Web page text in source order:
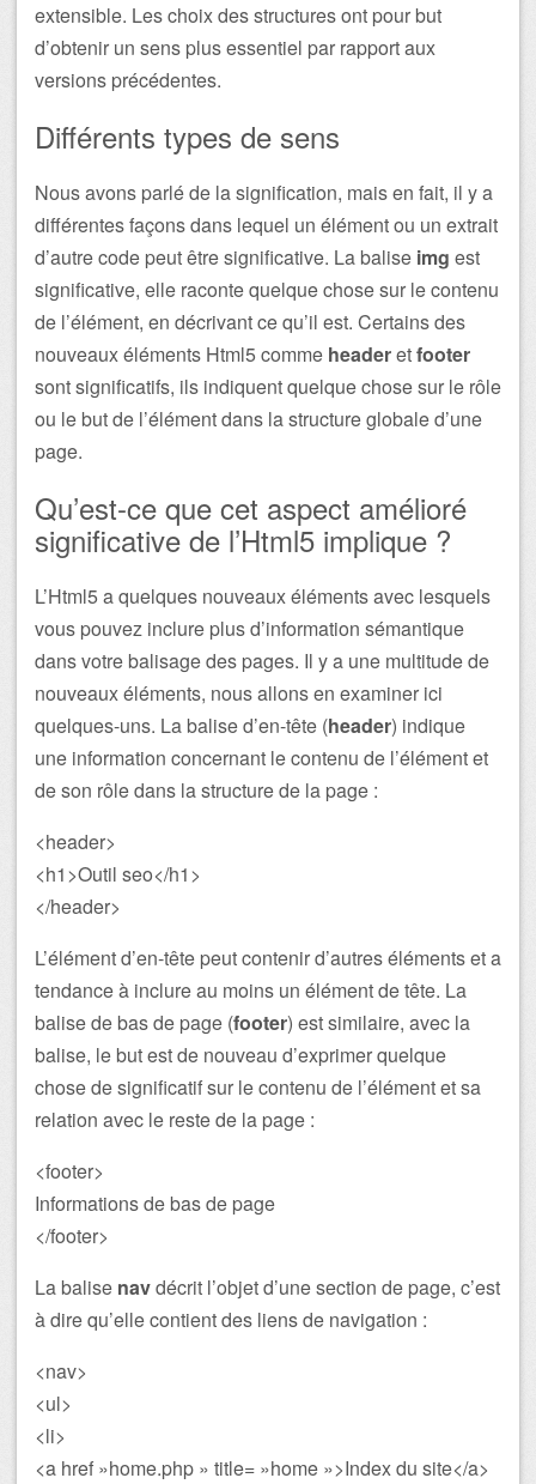
extensible. Les choix des structures ont pour but
d’obtenir un sens plus essentiel par rapport aux
versions précédentes.
Différents types de sens
Nous avons parlé de la signification, mais en fait, il y a
différentes façons dans lequel un élément ou un extrait
d’autre code peut être significative. La balise img est
significative, elle raconte quelque chose sur le contenu
de l’élément, en décrivant ce qu’il est. Certains des
nouveaux éléments Html5 comme headeretfooter
sont significatifs, ils indiquent quelque chose sur le rôle
ou le but de l’élément dans la structure globale d’une
page.
Qu’est-ce que cet aspect amélioré
significative de l’Html5 implique ?
L’Html5 a quelques nouveaux éléments avec lesquels
vous pouvez inclure plus d’information sémantique
dans votre balisage des pages. Il y a une multitude de
nouveaux éléments, nous allons en examiner ici
quelques-uns. La balise d’en-tête (header) indique
une information concernant le contenu de l’élément et
de son rôle dans la structure de la page :
<header>
<h1>Outil seo</h1>
</header>
L’élément d’en-tête peut contenir d’autres éléments et a
tendance à inclure au moins un élément de tête. La
balise de bas de page (footer) est similaire, avec la
balise, le but est de nouveau d’exprimer quelque
chose de significatif sur le contenu de l’élément et sa
relation avec le reste de la page :
<footer>
Informations de bas de page
</footer>
La balise navdécrit l’objet d’une section de page, c’est
à dire qu’elle contient des liens de navigation :
<nav>
<ul>
<li>
<a href »home.php » title= »home »>Index du site</a>